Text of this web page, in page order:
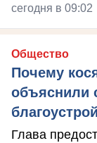
сегодня в 09:02
Общество
Почему
объяснили
Глава